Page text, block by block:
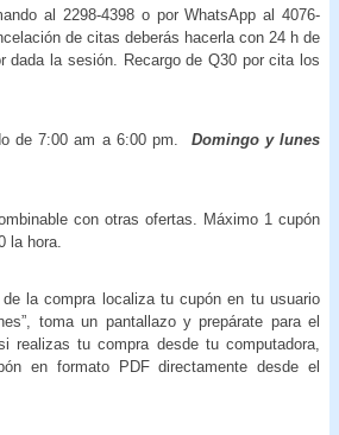
al 2298-4398 o por WhatsApp al 4076-
de citas deberás hacerla con 24 h de
dada la sesión. Recargo de Q30 por cita los
de 7:00 am a 6:00 pm. Domingo y lunes
con otras ofertas. Máximo 1 cupón
la hora.
de la compra localiza tu cupón en tu usuario
toma un pantallazo y prepárate para el
realizas tu compra desde tu computadora,
en formato PDF directamente desde el